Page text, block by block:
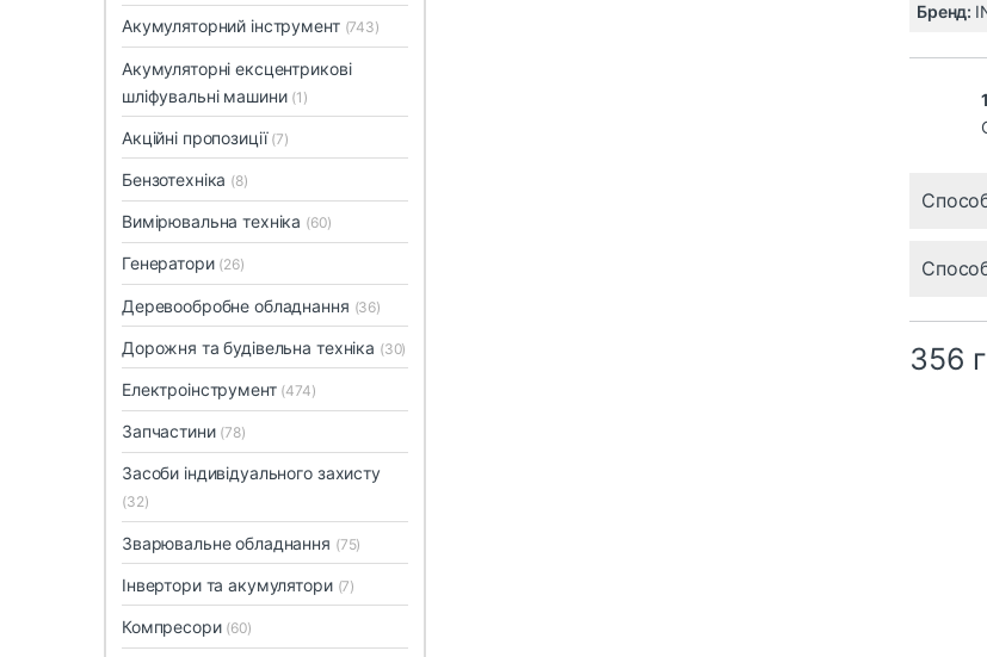
Бренд:
356
Акумуляторний інструмент (743)
Акумуляторні ексцентрикові
шліфувальні машини (1)
Акційні пропозиції (7)
Бензотехніка (8)
Вимірювальна техніка (60)
Генератори (26)
Деревообробне обладнання (36)
Дорожня та будівельна техніка (30)
Електроінструмент (474)
Запчастини (78)
Засоби індивідуального захисту
(32)
Зварювальне обладнання (75)
Інвертори та акумулятори (7)
Компресори (60)